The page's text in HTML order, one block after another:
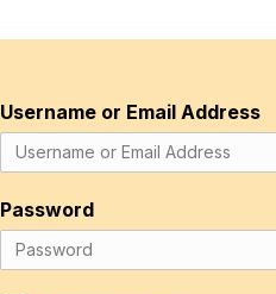
Username or Email Address
Password